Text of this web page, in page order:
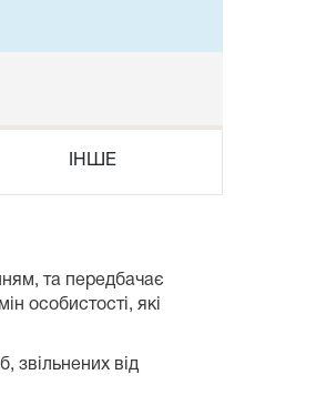
ІНШЕ
та передбачає
особистості, які
звільнених від